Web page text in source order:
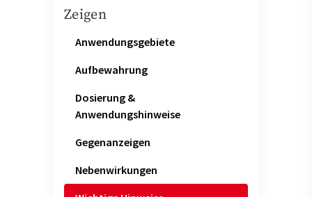
Zeigen
Anwendungsgebiete
Aufbewahrung
Dosierung &
Anwendungshinweise
Gegenanzeigen
Nebenwirkungen